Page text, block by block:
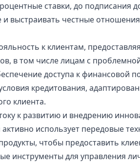
ставки, до подписания
и выстраивать честные
к клиентам,
в том числе лицам с
доступа к финансовой
кредитования,
клиента.
к развитию и внедрению
использует передовые
чтобы предоставить
инструменты для управления